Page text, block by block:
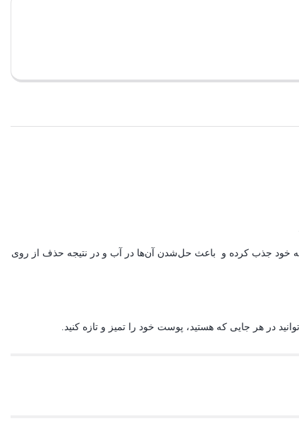
میسلار واتر، در واقع نسل جدید پاک‌‏کننده‌‏ پوستی است که از اجزاء کروی میسل درون آب تشکیل شده ‏و ذرات تشکیل‏‌دهنده میسل، چربی‏‌ها و مواد آرایشی را به خود جذب کرده و باعث حل‌‎شدن آن‌‏ها در آب و در نتیجه حذف از روی